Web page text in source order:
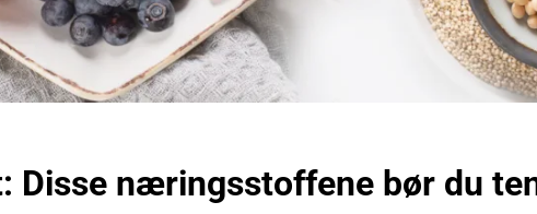
Disse næringsstoffene bør du